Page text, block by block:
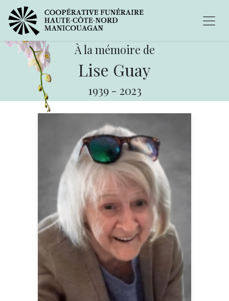
À la mémoire de
Lise Guay
1939 - 2023